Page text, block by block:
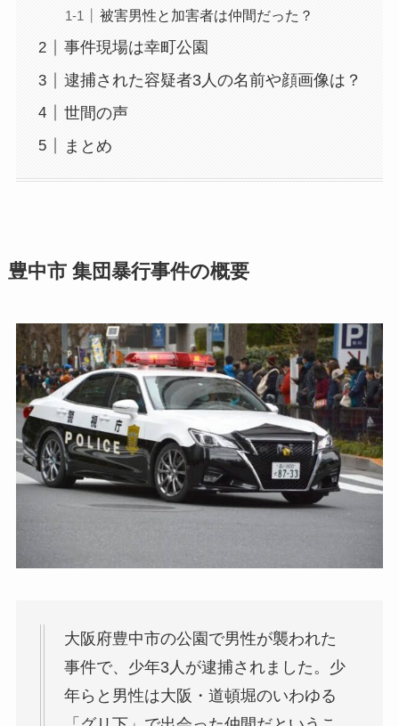
被害男性と加害者は仲間だった？
事件現場は幸町公園
逮捕された容疑者3人の名前や顔画像は？
世間の声
まとめ
豊中市 集団暴行事件の概要
大阪府豊中市の公園で男性が襲われた
事件で、少年3人が逮捕されました。少
年らと男性は大阪・道頓堀のいわゆる